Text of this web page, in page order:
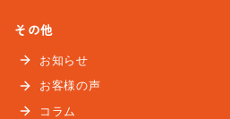
その他
お知らせ
お客様の声
コラム